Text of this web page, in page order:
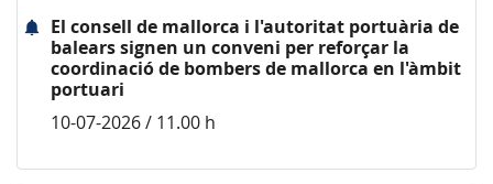
El consell de mallorca i l'autoritat portuària de
balears signen un conveni per reforçar la
coordinació de bombers de mallorca en l'àmbit
portuari
10-07-2026 / 11.00 h